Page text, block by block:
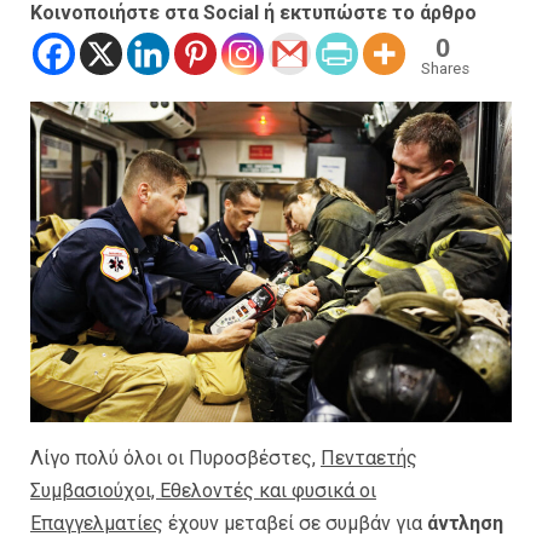
Κοινοποιήστε στα Social ή εκτυπώστε το άρθρο
0
Shares
Λίγο πολύ όλοι οι Πυροσβέστες, Πενταετής
Συμβασιούχοι, Εθελοντές και φυσικά οι
Επαγγελματίες έχουν μεταβεί σε συμβάν για άντληση